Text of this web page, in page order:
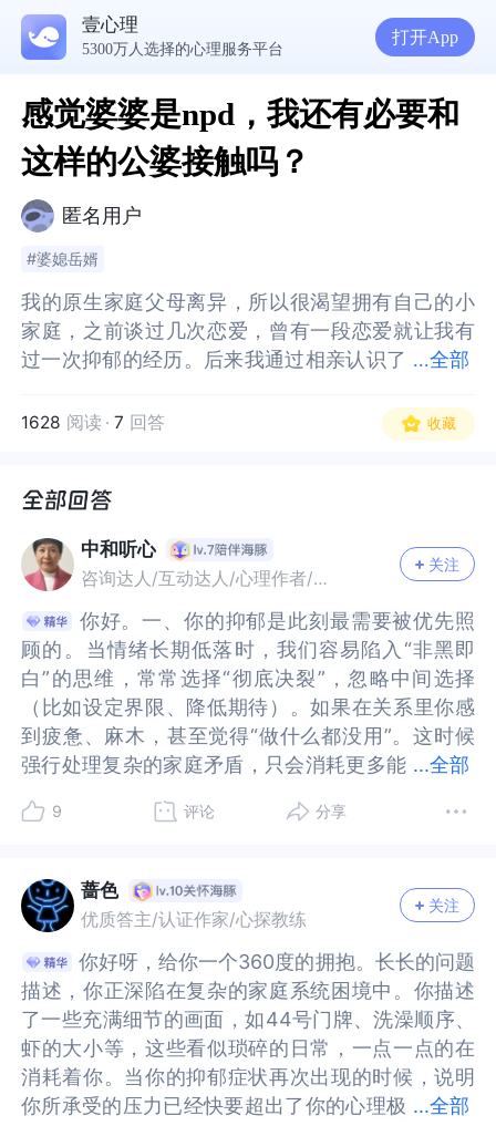
壹心理
5300万人选择的心理服务平台
打开App
感觉婆婆是npd，我还有必要和
这样的公婆接触吗？
匿名用户
#婆媳岳婿
...全部
我的原生家庭父母离异，所以很渴望拥有自己的小
家庭，之前谈过几次恋爱，曾有一段恋爱就让我有
过一次抑郁的经历。后来我通过相亲认识了
点，特别易怒在乎自己家里人，还有夫妻生活不太
行。但是他外表非常帅气，工作也是不错的。所以
我逐渐发现了我公婆喜欢贬低我，打压我。比较严
重是在我们有了孩子后，问题愈发严重。我婆婆不
止一次贬低我，如我家门牌号码44不吉利，我和老
公新买的婚房不如她家的大，风景不如她家的好，
来我家带孩子一直让她的儿子先洗澡，一般是让我
最后一个洗澡。回家后就让我和老公一起带娃，她
就不再帮忙。（白天我们是请了白班阿姨）。我老
公也是什么都听他父母的，连孩子一周岁生日在哪
里办也要听他们父母的。我老公一开始也很偏袒他
家里人，让我算了。现在导致我抑郁症又发了，这
副驾驶。每次在我开心的时候打压我，比如说我儿
的把她当作亲人，给她过生日，给她买东西，她生
病给她买水果。但是我无论做再多，她该贬低照贬
低，包括我去我婆婆娘家人那里，我婆婆的姐姐会
说她家重男轻女，让我吃小的虾，我老公吃大的，
这些伤人的话。我和我老公现在关系还不错，我还
有必要和这样的公婆接触吗？
我的原生家庭父母离异，所以很渴望拥有自己的小
家庭，之前谈过几次恋爱，曾有一段恋爱就让我有
过一次抑郁的经历。后来我通过相亲认识了我现在
易怒在乎自己家里人，还有夫妻生活不太行。但是
他外表非常帅气，工作也是不错的。所以我没有在
现了我公婆喜欢贬低我，打压我。比较严重是在我
们有了孩子后，问题愈发严重。我婆婆不止一次贬
低我，如我家门牌号码44不吉利，我和老公新买的
婚房不如她家的大，风景不如她家的好，来我家带
孩子一直让她的儿子先洗澡，一般是让我最后一个
洗澡。回家后就让我和老公一起带娃，她就不再帮
忙。（白天我们是请了白班阿姨）。我老公也是什
么都听他父母的，连孩子一周岁生日在哪里办也要
听他们父母的。我老公一开始也很偏袒他家里人，
让我算了。现在导致我抑郁症又发了，这样的公婆
每次在我开心的时候打压我，比如说我儿子不愿意
作亲人，给她过生日，给她买东西，她生病给她买
水果。但是我无论做再多，她该贬低照贬低，包括
我去我婆婆娘家人那里，我婆婆的姐姐会说她家重
男轻女，让我吃小的虾，我老公吃大的，这些伤人
的话。我和我老公现在关系还不错，我还有必要和
这样的公婆接触吗？
1628 阅读 · 7 回答 收藏
中和听心
咨询达人/互动达人/心理作者/优质答主
关注
...全部
你好。一、你的抑郁是此刻最需要被优先照
顾的‌。当情绪长期低落时，我们容易陷入“非黑即
白”的思维，常常选择“彻底决裂”，忽略中间选择
（比如设定界限、降低期待）。如果在关系里你感
到疲惫、麻木，甚至觉得“做什么都没用”。这时候
强行处理复杂的家庭矛盾，只会消耗更多能
确的信号：‌你必须先为自己按下暂停键‌。你有权保
妈，因此你当然可以选择不接触。如果此刻你连“要
不要接触”都难以思考，那就‌先不接触‌——这不是逃
避，而是你正在“为自己疗伤”。等情绪平复后，你
会发现自己的答案会更清晰。抑郁不是软弱，而是
你的心在发出求救信号。现在，请像对待一个受伤
的好友那样对待自己：‌不苛责，不逼迫，只是安静
地陪着她。抑郁会让人陷入“要么全有要么全无”的
极端思维‌，但现实中，与公婆的关系往往需要更灵
活的边界管理。你可以尝试‌“战略性接触”‌，同时把
顾的‌。当情绪长期低落时，我们容易陷入“非黑即
白”的思维，常常选择“彻底决裂”，忽略中间选择
（比如设定界限、降低期待）。如果在关系里你感
到疲惫、麻木，甚至觉得“做什么都没用”。这时候
强行处理复杂的家庭矛盾，只会消耗更多能量，甚
号：‌你必须先为自己按下暂停键‌。你有权保护自己
此你当然可以选择不接触。如果此刻你连“要不要接
触”都难以思考，那就‌先不接触‌——这不是逃避，而
是你正在“为自己疗伤”。等情绪平复后，你会发现
自己的答案会更清晰。抑郁不是软弱，而是你的心
在发出求救信号。现在，请像对待一个受伤的好友
那样对待自己：‌不苛责，不逼迫，只是安静地陪着
她。抑郁会让人陷入“要么全有要么全无”的极端思
维‌，但现实中，与公婆的关系往往需要更灵活的边
界管理。你可以尝试‌“战略性接触”‌，同时把核心精
9 评论 分享
蔷色
优质答主/认证作家/心探教练
关注
...全部
你好呀，给你一个360度的拥抱。长长的问题
描述，你正深陷在复杂的家庭系统困境中。你描述
了一些充满细节的画面，如44号门牌、洗澡顺序、
虾的大小等，这些看似琐碎的日常，一点一点的在
消耗着你。当你的抑郁症状再次出现的时候，说明
你所承受的压力已经快要超出了你的心理极
描述，你正深陷在复杂的家庭系统困境中。你描述
了一些充满细节的画面，如44号门牌、洗澡顺序、
虾的大小等，这些看似琐碎的日常，一点一点的在
消耗着你。当你的抑郁症状再次出现的时候，说明
你所承受的压力已经快要超出了你的心理极限。就